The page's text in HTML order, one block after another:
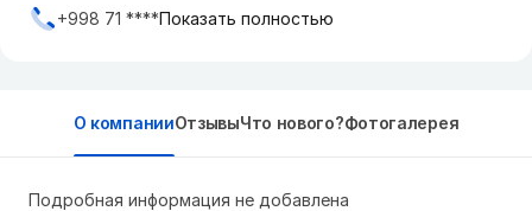
+998 71 ****Показать полностью
О компанииОтзывыЧто нового?Фотогалерея
Подробная информация не добавлена